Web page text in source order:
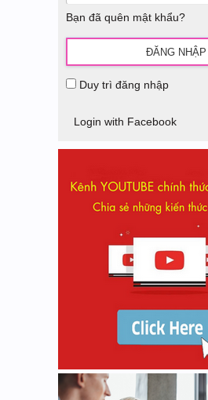
Bạn đã quên mật khẩu?
Duy trì đăng nhập
Login with Facebook